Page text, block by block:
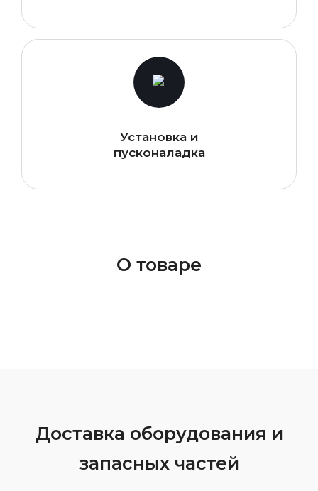
Установка и
пусконаладка
О товаре
Доставка оборудования и
запасных частей